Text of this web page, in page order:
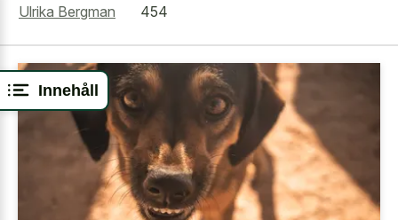
Innehåll
Ulrika Bergman
454